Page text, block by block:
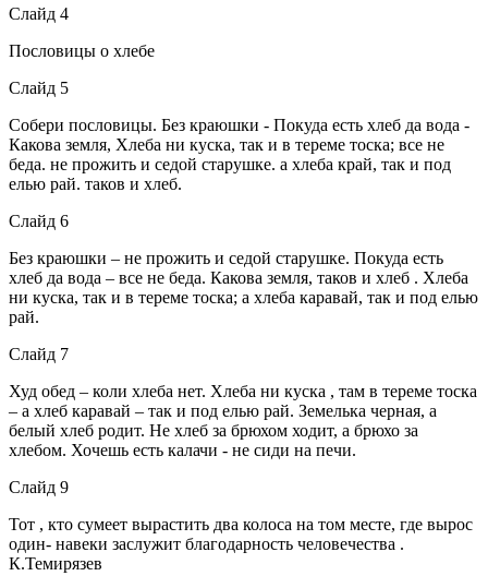
Слайд 4
Пословицы о хлебе
Слайд 5
Собери пословицы. Без краюшки - Покуда есть хлеб да вода -
Какова земля, Хлеба ни куска, так и в тереме тоска; все не
беда. не прожить и седой старушке. а хлеба край, так и под
елью рай. таков и хлеб.
Слайд 6
Без краюшки – не прожить и седой старушке. Покуда есть
хлеб да вода – все не беда. Какова земля, таков и хлеб . Хлеба
ни куска, так и в тереме тоска; а хлеба каравай, так и под елью
рай.
Слайд 7
Худ обед – коли хлеба нет. Хлеба ни куска , там в тереме тоска
– а хлеб каравай – так и под елью рай. Земелька черная, а
белый хлеб родит. Не хлеб за брюхом ходит, а брюхо за
хлебом. Хочешь есть калачи - не сиди на печи.
Слайд 9
Тот , кто сумеет вырастить два колоса на том месте, где вырос
один- навеки заслужит благодарность человечества .
К.Темирязев